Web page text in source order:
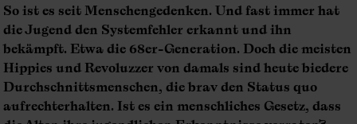
So ist es seit Menschengedenken. Und fast immer hat
die Jugend den Systemfehler erkannt und ihn
bekämpft. Etwa die 68er-Generation. Doch die meisten
Hippies und Revoluzzer von damals sind heute biedere
Durchschnittsmenschen, die brav den Status quo
aufrechterhalten. Ist es ein menschliches Gesetz, dass